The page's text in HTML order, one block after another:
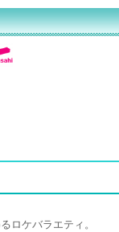
ロケバラエティ。